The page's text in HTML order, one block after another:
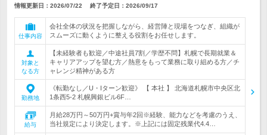
情報更新日：2026/07/22 終了予定日： 2026/09/17
仕事内容
会社全体の状況を把握しながら、経営陣と現場をつなぎ、組織が
スムーズに動くように整える役割をお任せします。
対象と
なる方
【未経験者も歓迎／中途社員7割／学歴不問】札幌で長期就業＆
キャリアアップを望む方／熱意をもって業務に取り組める方／チ
ャレンジ精神がある方
勤務地
《転勤なし／U・Iターン歓迎》 【 本社 】 北海道札幌市中央区北
1条西5-2 札幌興銀ビル6F…
給与
月給28万円～50万円+賞与年2回※経験、能力などを考慮のうえ、
当社規定により決定します。※上記には固定残業代4.4…